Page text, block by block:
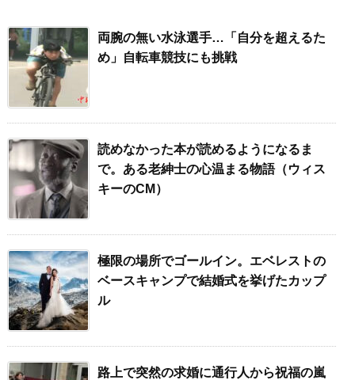
両腕の無い水泳選手…「自分を超えるた
め」自転車競技にも挑戦
読めなかった本が読めるようになるま
で。ある老紳士の心温まる物語（ウィス
キーのCM）
極限の場所でゴールイン。エベレストの
ベースキャンプで結婚式を挙げたカップ
ル
路上で突然の求婚に通行人から祝福の嵐